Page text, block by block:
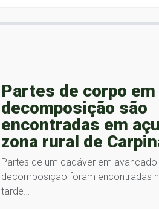
Partes de corpo em
decomposição são
encontradas em
zona rural de
Partes de um cadáver em
decomposição foram encontradas
tarde…